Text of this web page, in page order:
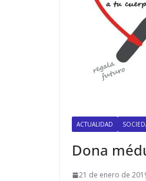
ACTUALIDAD
Dona
21 de enero de